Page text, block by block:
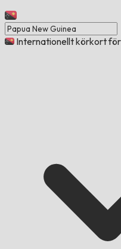
Internationellt körkort